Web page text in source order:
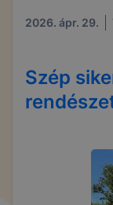
2026. ápr. 29.
Szép